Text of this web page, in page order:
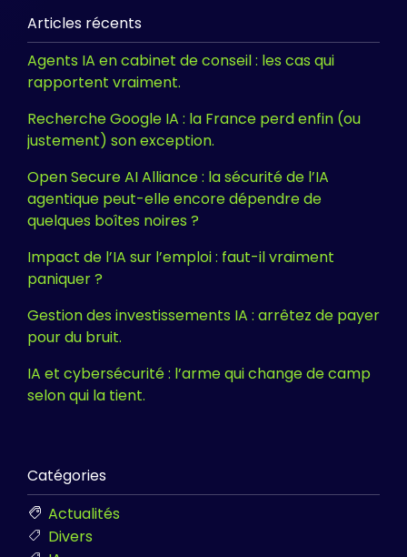
Articles récents
Agents IA en cabinet de conseil : les cas qui
rapportent vraiment.
Recherche Google IA : la France perd enfin (ou
justement) son exception.
Open Secure AI Alliance : la sécurité de l’IA
agentique peut-elle encore dépendre de
quelques boîtes noires ?
Impact de l’IA sur l’emploi : faut-il vraiment
paniquer ?
Gestion des investissements IA : arrêtez de payer
pour du bruit.
IA et cybersécurité : l’arme qui change de camp
selon qui la tient.
Catégories
Actualités
Divers